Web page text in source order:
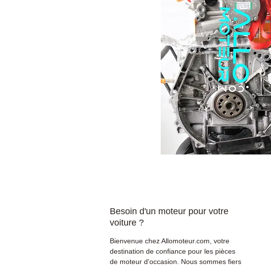
Besoin d'un moteur pour votre
voiture ?
Bienvenue chez Allomoteur.com, votre
destination de confiance pour les pièces
de moteur d'occasion. Nous sommes fiers